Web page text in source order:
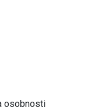
osobnosti